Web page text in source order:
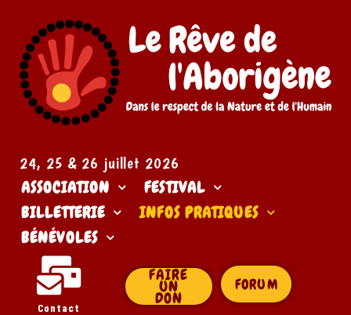
24, 25 & 26 juillet 2026​
ASSOCIATION
FESTIVAL
BILLETTERIE
INFOS PRATIQUES
BÉNÉVOLES
Contact
FAIRE
UN
DON
FORUM